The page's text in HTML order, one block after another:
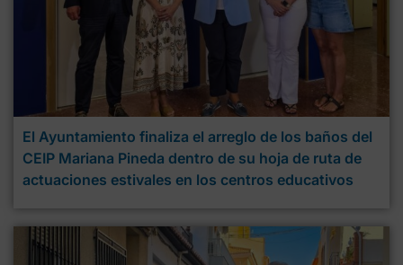
El Ayuntamiento finaliza el arreglo de los baños del
CEIP Mariana Pineda dentro de su hoja de ruta de
actuaciones estivales en los centros educativos